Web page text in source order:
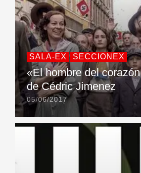
SALA-EX SECCIONEX
«El hombre del
de Cédric Jimenez
05/06/2017